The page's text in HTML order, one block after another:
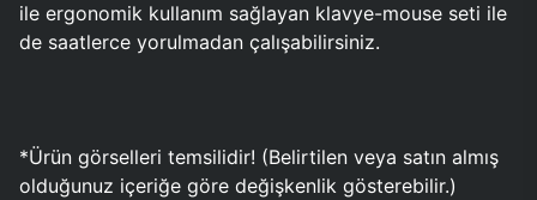
ile ergonomik kullanım sağlayan klavye-mouse seti ile
de saatlerce yorulmadan çalışabilirsiniz.
*Ürün görselleri temsilidir! (Belirtilen veya satın almış
olduğunuz içeriğe göre değişkenlik gösterebilir.)